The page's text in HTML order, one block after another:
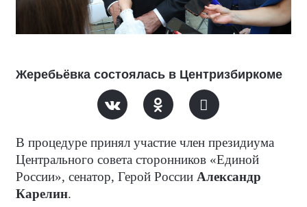
Жеребьёвка состоялась в Центризбиркоме
В процедуре принял участие член президиума
Центрального совета сторонников «Единой
России», сенатор, Герой России Александр
Карелин.